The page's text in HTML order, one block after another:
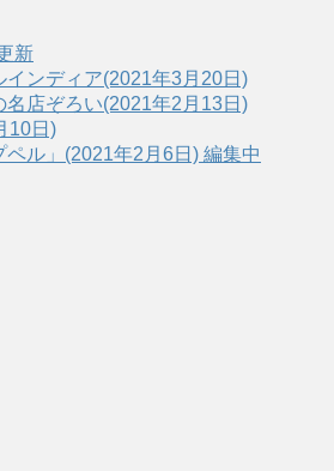
新
ンディア(2021年3月20日)
名店ぞろい(2021年2月13日)
10日)
ル」(2021年2月6日) 編集中